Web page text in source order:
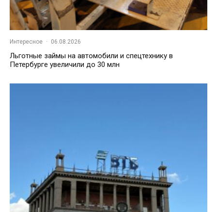
Интересное · 06.08.2026
Льготные займы на автомобили и спецтехнику в
Петербурге увеличили до 30 млн